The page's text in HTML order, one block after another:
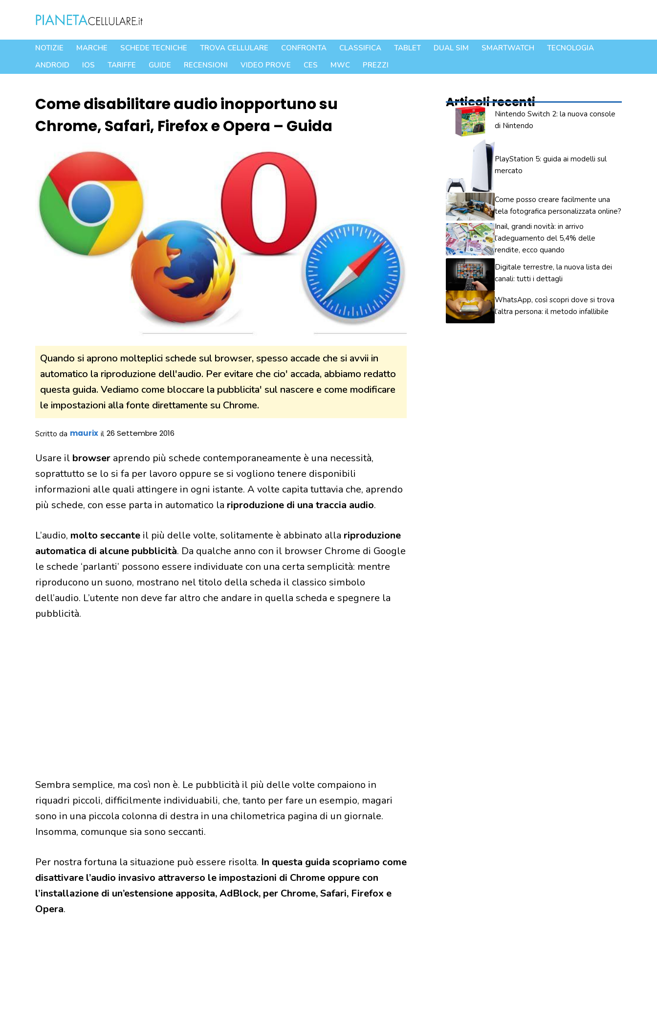
contenuto
NOTIZIE MARCHE SCHEDE TECNICHE TROVA CELLULARE CONFRONTA CLASSIFICA TABLET DUAL SIM SMARTWATCH
TECNOLOGIA
ANDROID
IOS TARIFFE GUIDE RECENSIONI VIDEO PROVE CES MWC PREZZI
Come disabilitare audio inopportuno su
Chrome, Safari, Firefox e Opera – Guida
Quando si aprono molteplici schede sul browser, spesso accade che si avvii in
automatico la riproduzione dell'audio. Per evitare che cio' accada, abbiamo redatto
questa guida. Vediamo come bloccare la pubblicita' sul nascere e come modificare
le impostazioni alla fonte direttamente su Chrome.
Scritto da maurix il 26 Settembre 2016
Usare il browser aprendo più schede contemporaneamente è una necessità,
soprattutto se lo si fa per lavoro oppure se si vogliono tenere disponibili
informazioni alle quali attingere in ogni istante. A volte capita tuttavia che, aprendo
più schede, con esse parta in automatico la riproduzione di una traccia audio.
L’audio, molto seccante il più delle volte, solitamente è abbinato alla riproduzione
automatica di alcune pubblicità. Da qualche anno con il browser Chrome di Google
le schede ‘parlanti’ possono essere individuate con una certa semplicità: mentre
riproducono un suono, mostrano nel titolo della scheda il classico simbolo
dell’audio. L’utente non deve far altro che andare in quella scheda e spegnere la
pubblicità.
Sembra semplice, ma così non è. Le pubblicità il più delle volte compaiono in
riquadri piccoli, difficilmente individuabili, che, tanto per fare un esempio, magari
sono in una piccola colonna di destra in una chilometrica pagina di un giornale.
Insomma, comunque sia sono seccanti.
Per nostra fortuna la situazione può essere risolta. In questa guida scopriamo come
disattivare l’audio invasivo attraverso le impostazioni di Chrome oppure con
l’installazione di un’estensione apposita, AdBlock, per Chrome, Safari, Firefox e
Opera.
Articoli recenti
Nintendo Switch 2: la nuova console
di Nintendo
PlayStation 5: guida ai modelli sul
mercato
Come posso creare facilmente una
tela fotografica personalizzata online?
Inail, grandi novità: in arrivo
l’adeguamento del 5,4% delle
rendite, ecco quando
Digitale terrestre, la nuova lista dei
canali: tutti i dettagli
WhatsApp, così scopri dove si trova
l’altra persona: il metodo infallibile